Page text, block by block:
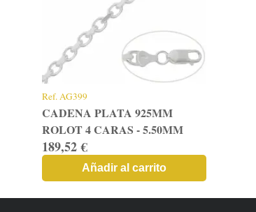
Ref.AG399
CADENA PLATA 925MM
ROLOT 4 CARAS - 5.50MM
189,52 €
Añadir al carrito